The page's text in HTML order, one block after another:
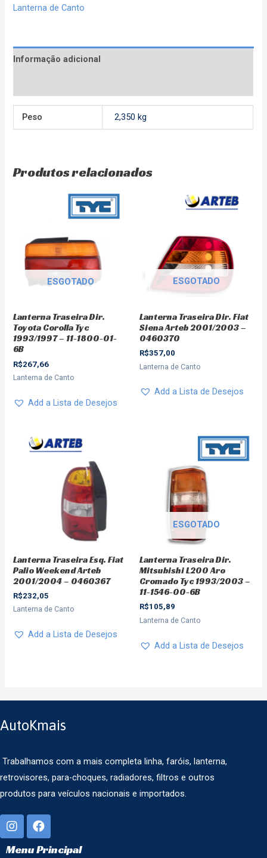
Lanterna de Canto
Informação adicional
Peso 2,350 kg
Produtos relacionados
ESGOTADO
Lanterna Traseira Dir.
Toyota Corolla Tyc
1993/1997 – 11-1800-01-
6B
R$267,66
Lanterna de Canto
Add a Lista de Desejos
ESGOTADO
Lanterna Traseira Dir. Fiat
Siena Arteb 2001/2003 –
0460370
R$357,00
Lanterna de Canto
Add a Lista de Desejos
Lanterna Traseira Esq. Fiat
Palio Weekend Arteb
2001/2004 – 0460367
R$232,05
Lanterna de Canto
Add a Lista de Desejos
ESGOTADO
Lanterna Traseira Dir.
Mitsubishi L200 Aro
Cromado Tyc 1993/2003 –
11-1546-00-6B
R$105,89
Lanterna de Canto
Add a Lista de Desejos
AutoKmais
Trabalhamos com a mais completa linha, faróis, lanterna,
retrovisores, para-choques, radiadores, filtros e outros
produtos para veículos nacionais e importados.
Menu Principal